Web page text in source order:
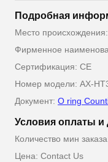
Подробная
Место
Фирменное
Сертификация: CE
Номер модели: AX-
Документ: O ring
Условия оплаты и
Количество мин
Цена: Contact Us